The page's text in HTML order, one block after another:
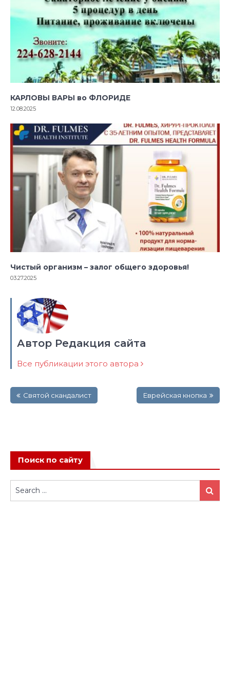
КАРЛОВЫ ВАРЫ во ФЛОРИДЕ
12.08.2025
Чистый организм – залог общего здоровья!
03.27.2025
Автор Редакция сайта
Все публикации этого автора
по Святой скандалист Еврейская кнопка
Поиск по сайту
for:
Search